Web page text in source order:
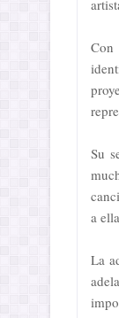
Con
Su
a
La